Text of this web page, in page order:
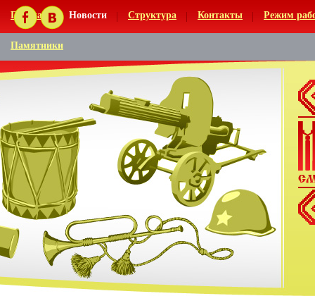
Главная Новости Структура Контакты Режим
Памятники